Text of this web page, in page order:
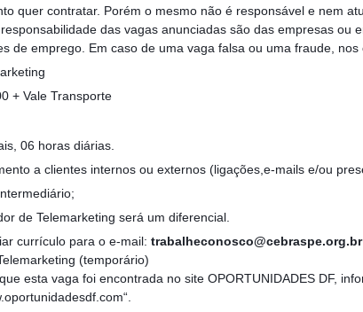
quer contratar. Porém o mesmo não é responsável e nem
das vagas anunciadas são das empresas ou
de emprego. Em caso de uma vaga falsa ou uma fraude, nos
+ Vale Transporte
06 horas diárias.
a clientes internos ou externos (ligações,e-mails e/ou
de Telemarketing será um diferencial.
currículo para o e-mail: trabalheconosco@cebraspe.org.br
(temporário)
esta vaga foi encontrada no site OPORTUNIDADES DF,